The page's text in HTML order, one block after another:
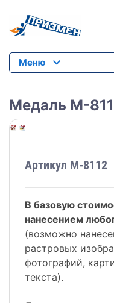
Меню
Медаль M-
Артикул M-8112
В базовую
нанесением
(возможно
растровых
фотографий,
текста).